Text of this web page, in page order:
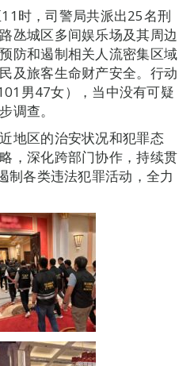
时，司警局共派出25名刑
氹城区多间娱乐场及其周边
防和遏制相关人流密集区域
及旅客生命财产安全。行动
男47女），当中没有可疑
调查。
地区的治安状况和犯罪态
，深化跨部门协作，持续贯
制各类违法犯罪活动，全力